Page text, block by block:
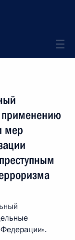
применению
мер